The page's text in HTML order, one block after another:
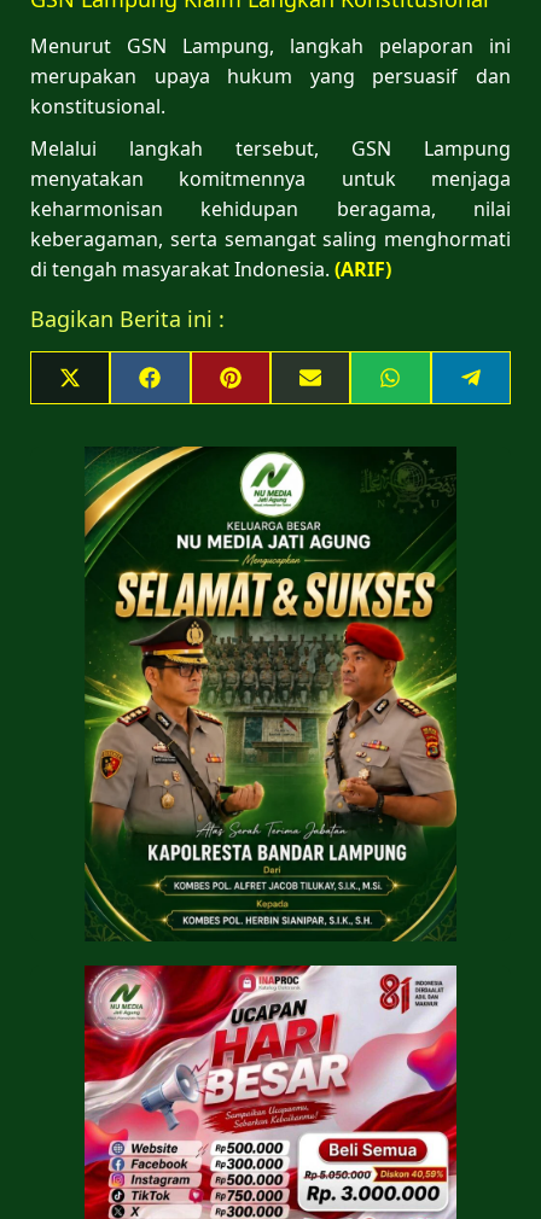
Menurut GSN Lampung, langkah pelaporan ini
merupakan upaya hukum yang persuasif dan
konstitusional.
Melalui langkah tersebut, GSN Lampung
menyatakan komitmennya untuk menjaga
keharmonisan kehidupan beragama, nilai
keberagaman, serta semangat saling menghormati
di tengah masyarakat Indonesia. (ARIF)
Bagikan Berita ini :